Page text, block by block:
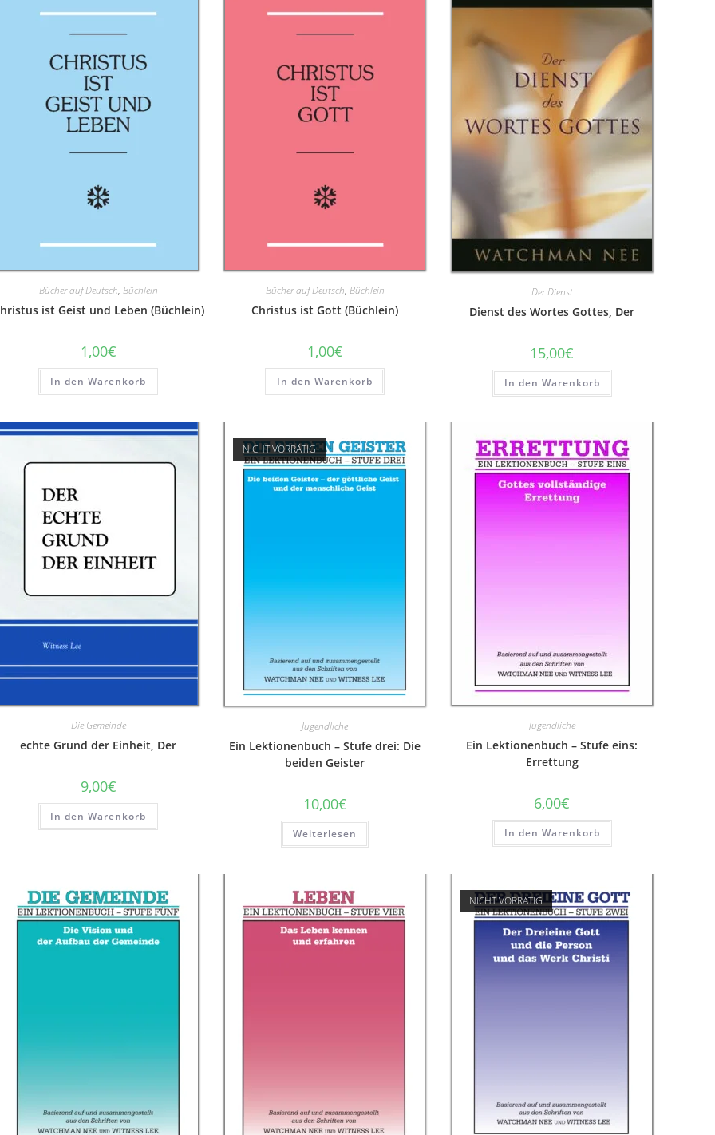
Bücher auf Deutsch, Büchlein
ist Geist und Leben (Büchlein)
1,00€
In den Warenkorb
Bücher auf Deutsch, Büchlein
Christus ist Gott (Büchlein)
1,00€
In den Warenkorb
Der Dienst
Dienst des Wortes Gottes, Der
15,00€
In den Warenkorb
Die Gemeinde
echte Grund der Einheit, Der
9,00€
In den Warenkorb
NICHT VORRÄTIG
Jugendliche
Ein Lektionenbuch – Stufe drei: Die
beiden Geister
10,00€
Weiterlesen
Jugendliche
Ein Lektionenbuch – Stufe eins:
Errettung
6,00€
In den Warenkorb
NICHT VORRÄTIG